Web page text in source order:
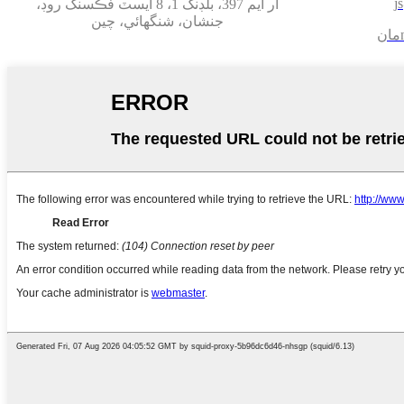
آر ايم 397، بلڊنگ 1، 8 ايسٽ فڪسنگ روڊ،
جنشان، شنگھائي، چين
مان